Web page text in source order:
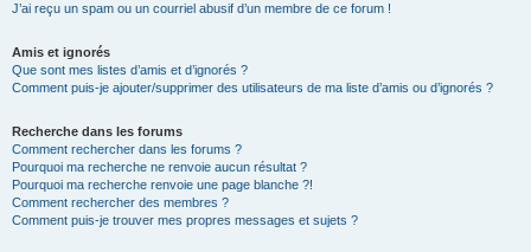
J’ai reçu un spam ou un courriel abusif d’un membre de ce forum !
Amis et ignorés
Que sont mes listes d’amis et d’ignorés ?
Comment puis-je ajouter/supprimer des utilisateurs de ma liste d’amis ou d’ignorés ?
Recherche dans les forums
Comment rechercher dans les forums ?
Pourquoi ma recherche ne renvoie aucun résultat ?
Pourquoi ma recherche renvoie une page blanche ?!
Comment rechercher des membres ?
Comment puis-je trouver mes propres messages et sujets ?